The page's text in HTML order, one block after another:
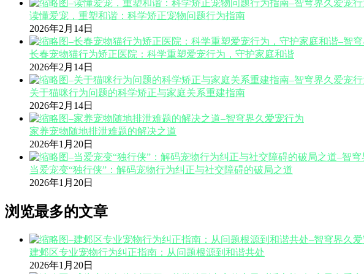
读懂爱宠，重塑和谐：科学矫正宠物问题行为指南
2026年2月14日
长春宠物猫行为矫正医院：科学重塑爱宠行为，守护家庭和谐
2026年2月14日
关于猫咪行为问题的科学矫正与家庭关系重建指南
2026年2月14日
家养宠物随地排泄难题的解决之道
2026年1月20日
当爱宠变“独行侠”：解码宠物行为纠正与社交障碍的破局之道
2026年1月20日
浏览最多的文章
建邺区专业宠物行为纠正指南：从问题根源到和谐共处
2026年1月20日